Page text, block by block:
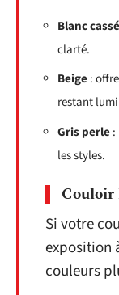
Blanc cassé
clarté.
Beige:
restant
Gris perle:
les styles.
Si votre
exposition
couleurs